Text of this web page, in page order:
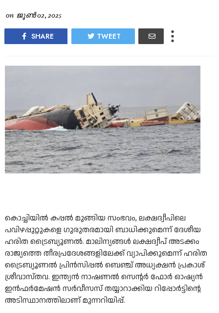
on ജൂൺ 02, 2025
SHARE TWEET
കൊച്ചിയിൽ കപ്പൽ മുങ്ങിയ സംഭവം, ലക്ഷദ്വീപിലെ
പവിഴപ്പുറ്റുകളെ ഗുരുതരമായി ബാധിക്കുമെന്ന് ദേശീയ
ഹരിത ട്രൈബ്യൂണൽ. മാലിന്യങ്ങൾ ലക്ഷദ്വീപ് അടക്കം
രാജ്യത്തെ തീരപ്രദേശങ്ങളിലേക്ക് വ്യാപിക്കുമെന്ന് ഹരിത
ട്രൈബ്യൂണൽ പ്രിൻസിപ്പൽ ബെഞ്ച് അധ്യക്ഷൻ പ്രകാശ്
ശ്രീവാസ്തവ. ഇന്ത്യൻ നാഷണൽ സെന്റർ ഫോർ ഓഷ്യൻ
ഇൻഫർമേഷൻ സർവീസസ് തയ്യാറാക്കിയ റിപ്പോർട്ടിന്റെ
അടിസ്ഥാനത്തിലാണ് മുന്നറിയിപ്പ്.